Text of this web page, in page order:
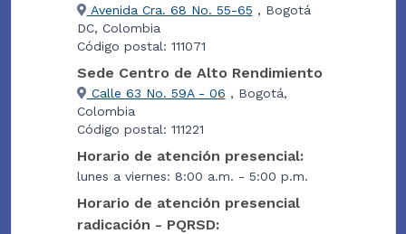
Avenida Cra. 68 No. 55-65 , Bogotá
DC, Colombia
Código postal: 111071
Sede Centro de Alto Rendimiento
Calle 63 No. 59A - 06 , Bogotá,
Colombia
Código postal: 111221
Horario de atención presencial:
lunes a viernes: 8:00 a.m. - 5:00 p.m.
Horario de atención presencial
radicación - PQRSD: